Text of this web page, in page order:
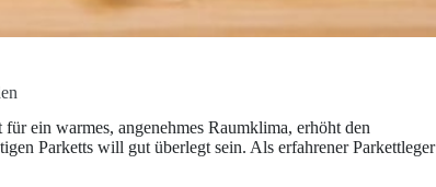
ein warmes, angenehmes Raumklima, erhöht den
Parketts will gut überlegt sein. Als erfahrener Parkettleger